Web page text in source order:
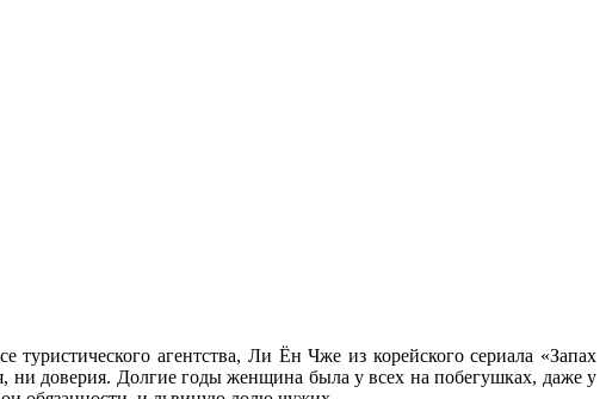
агентства, Ли Ён Чже из корейского сериала «Запах
ни доверия. Долгие годы женщина была у всех на побегушках, даже у